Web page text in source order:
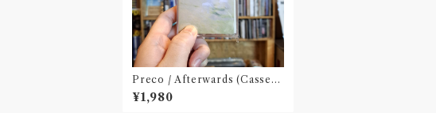
Preco / Afterwards (Cassett
e Tape)
¥1,980